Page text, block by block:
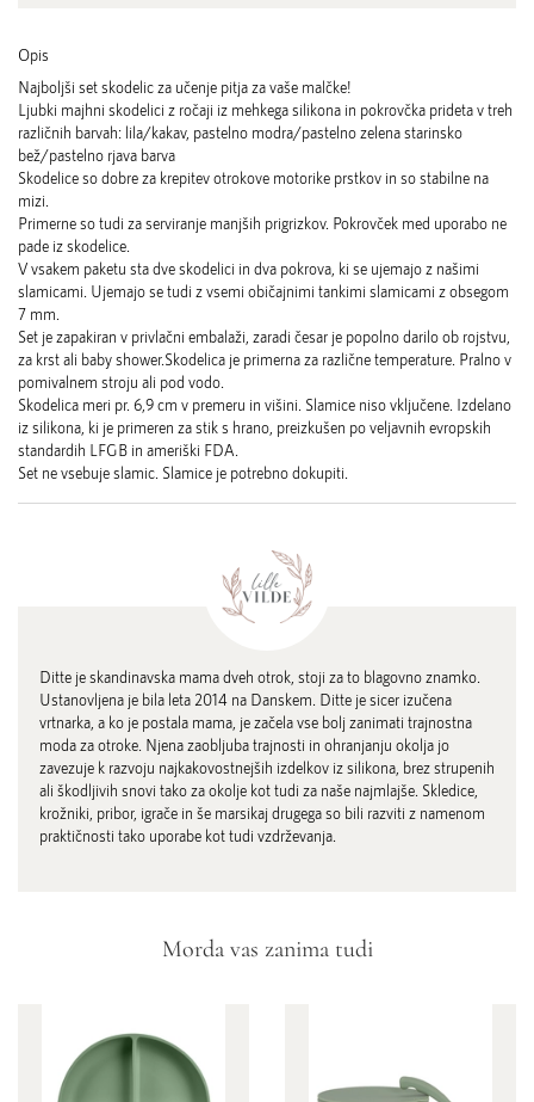
Opis
Najboljši set skodelic za učenje pitja za vaše malčke!
Ljubki majhni skodelici z ročaji iz mehkega silikona in pokrovčka prideta v treh
različnih barvah: lila/kakav, pastelno modra/pastelno zelena starinsko
bež/pastelno rjava barva
Skodelice so dobre za krepitev otrokove motorike prstkov in so stabilne na
mizi.
Primerne so tudi za serviranje manjših prigrizkov. Pokrovček med uporabo ne
pade iz skodelice.
V vsakem paketu sta dve skodelici in dva pokrova, ki se ujemajo z našimi
slamicami. Ujemajo se tudi z vsemi običajnimi tankimi slamicami z obsegom
7 mm.
Set je zapakiran v privlačni embalaži, zaradi česar je popolno darilo ob rojstvu,
za krst ali baby shower.Skodelica je primerna za različne temperature. Pralno v
pomivalnem stroju ali pod vodo.
Skodelica meri pr. 6,9 cm v premeru in višini. Slamice niso vključene. Izdelano
iz silikona, ki je primeren za stik s hrano, preizkušen po veljavnih evropskih
standardih LFGB in ameriški FDA.
Set ne vsebuje slamic. Slamice je potrebno dokupiti.
Ditte je skandinavska mama dveh otrok, stoji za to blagovno znamko.
Ustanovljena je bila leta 2014 na Danskem. Ditte je sicer izučena
vrtnarka, a ko je postala mama, je začela vse bolj zanimati trajnostna
moda za otroke. Njena zaobljuba trajnosti in ohranjanju okolja jo
zavezuje k razvoju najkakovostnejših izdelkov iz silikona, brez strupenih
ali škodljivih snovi tako za okolje kot tudi za naše najmlajše. Skledice,
krožniki, pribor, igrače in še marsikaj drugega so bili razviti z namenom
praktičnosti tako uporabe kot tudi vzdrževanja.
Morda vas zanima tudi